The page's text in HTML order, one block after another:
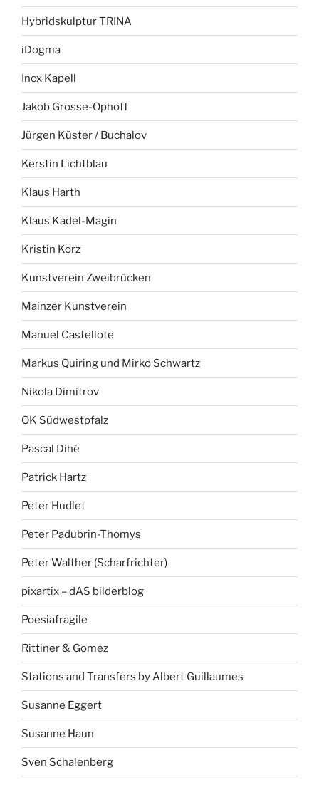
Hybridskulptur TRINA
iDogma
Inox Kapell
Jakob Grosse-Ophoff
Jürgen Küster / Buchalov
Kerstin Lichtblau
Klaus Harth
Klaus Kadel-Magin
Kristin Korz
Kunstverein Zweibrücken
Mainzer Kunstverein
Manuel Castellote
Markus Quiring und Mirko Schwartz
Nikola Dimitrov
OK Südwestpfalz
Pascal Dihé
Patrick Hartz
Peter Hudlet
Peter Padubrin-Thomys
Peter Walther (Scharfrichter)
pixartix – dAS bilderblog
Poesiafragile
Rittiner & Gomez
Stations and Transfers by Albert Guillaumes
Susanne Eggert
Susanne Haun
Sven Schalenberg